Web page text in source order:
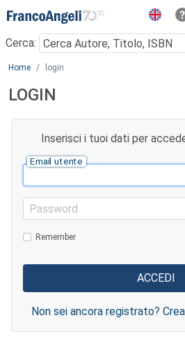
Menu
Cerca:
Main content
Home login
LOGIN
Inserisci i tuoi dati per
Email utente
Password
Remember
Non sei ancora registrato?